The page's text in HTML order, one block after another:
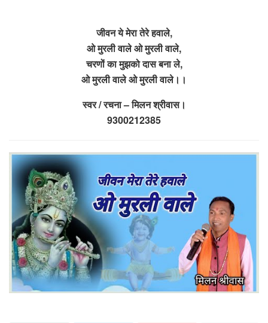
जीवन ये मेरा तेरे हवाले,
ओ मुरली वाले ओ मुरली वाले,
चरणों का मुझको दास बना ले,
ओ मुरली वाले ओ मुरली वाले।।
स्वर / रचना – मिलन श्रीवास।
9300212385